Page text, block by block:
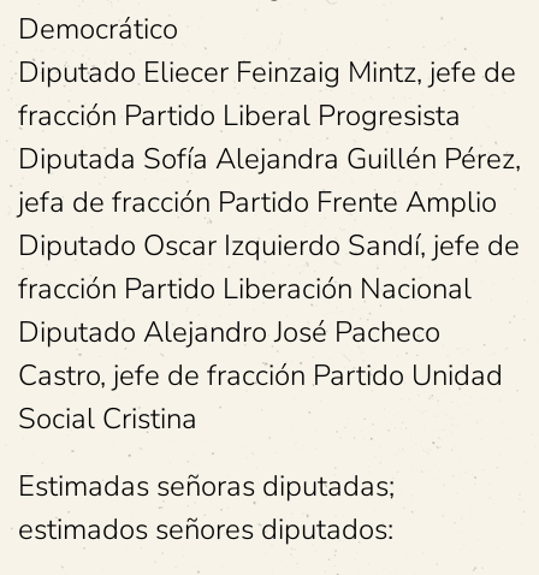
Democrático
Diputado Eliecer Feinzaig Mintz, jefe de
fracción Partido Liberal Progresista
Diputada Sofía Alejandra Guillén Pérez,
jefa de fracción Partido Frente Amplio
Diputado Oscar Izquierdo Sandí, jefe de
fracción Partido Liberación Nacional
Diputado Alejandro José Pacheco
Castro, jefe de fracción Partido Unidad
Social Cristina
Estimadas señoras diputadas;
estimados señores diputados: